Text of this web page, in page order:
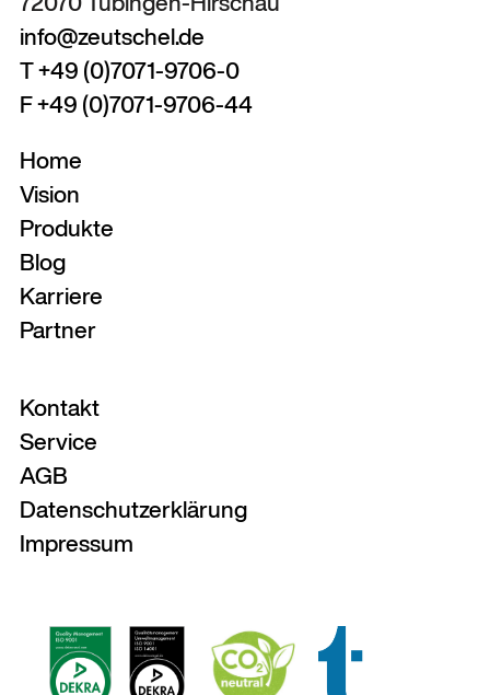
info@zeutschel.de
T +49 (0)7071-9706-0
F +49 (0)7071-9706-44
Home
Vision
Produkte
Blog
Karriere
Partner
Kontakt
Service
AGB
Datenschutzerklärung
Impressum